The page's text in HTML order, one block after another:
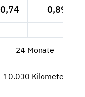
0,74 0,89
24 Monate
10.000 Kilometer